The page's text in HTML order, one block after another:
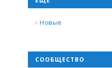
Новые
СООБЩЕСТВО